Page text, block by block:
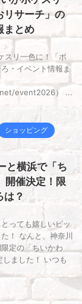
リサーチ」の
まとめ
スリ一色に！「ポ
・イベント情報ま
event2026） ...
ショッピング
と横浜で「ち
開催決定！限
？
っても嬉しいビッ
！ なんと、神奈川
定の「ちいかわ
しました！ いつも